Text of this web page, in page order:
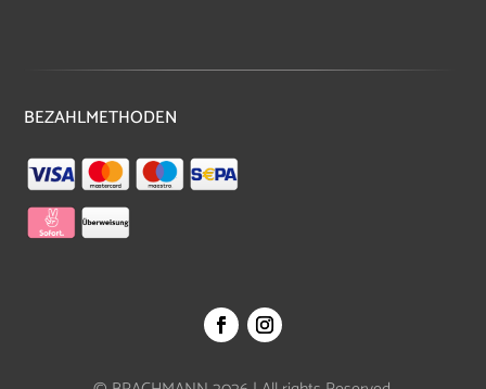
BEZAHLMETHODEN